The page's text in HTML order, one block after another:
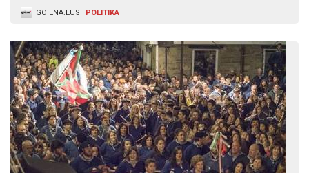
GOIENA.EUS POLITIKA